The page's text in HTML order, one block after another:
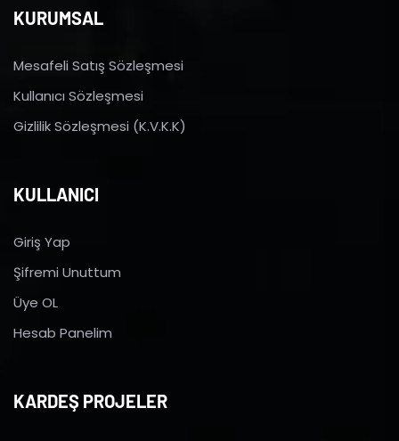
KURUMSAL
Mesafeli Satış Sözleşmesi
Kullanıcı Sözleşmesi
Gizlilik Sözleşmesi (K.V.K.K)
KULLANICI
Giriş Yap
Şifremi Unuttum
Üye OL
Hesab Panelim
KARDEŞ PROJELER